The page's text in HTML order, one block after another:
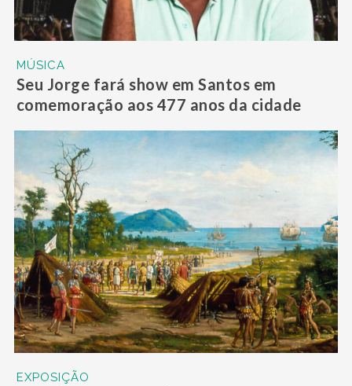
MÚSICA
Seu Jorge fará show em Santos em
comemoração aos 477 anos da cidade
EXPOSIÇÃO